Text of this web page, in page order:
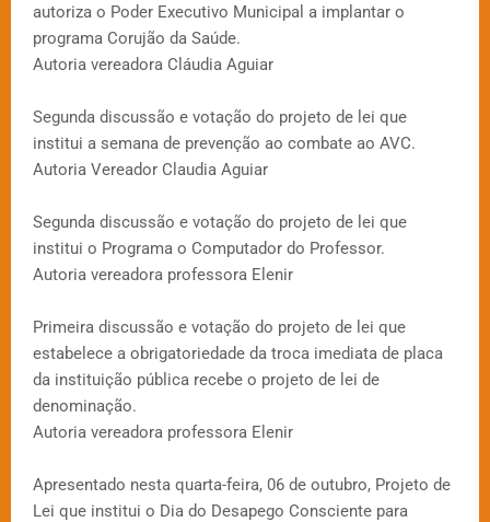
autoriza o Poder Executivo Municipal a implantar o
programa Corujão da Saúde.
Autoria vereadora Cláudia Aguiar
Segunda discussão e votação do projeto de lei que
institui a semana de prevenção ao combate ao AVC.
Autoria Vereador Claudia Aguiar
Segunda discussão e votação do projeto de lei que
institui o Programa o Computador do Professor.
Autoria vereadora professora Elenir
Primeira discussão e votação do projeto de lei que
estabelece a obrigatoriedade da troca imediata de placa
da instituição pública recebe o projeto de lei de
denominação.
Autoria vereadora professora Elenir
Apresentado nesta quarta-feira, 06 de outubro, Projeto de
Lei que institui o Dia do Desapego Consciente para